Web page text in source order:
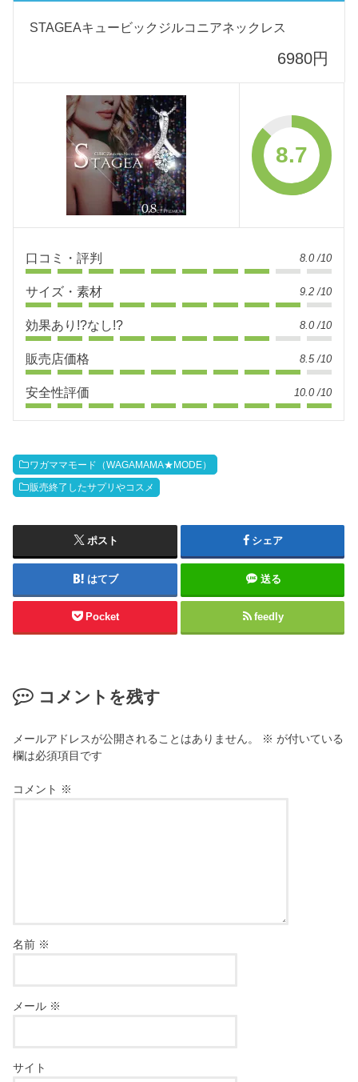
STAGEAキュービックジルコニアネックレス
6980円
8.7
口コミ・評判 8.0 /10
サイズ・素材 9.2 /10
効果あり!?なし!? 8.0 /10
販売店価格 8.5 /10
安全性評価 10.0 /10
ワガママモード（WAGAMAMA★MODE）
販売終了したサプリやコスメ
ポスト シェア
はてブ 送る
Pocket feedly
コメントを残す
メールアドレスが公開されることはありません。 ※ が付いている
欄は必須項目です
コメント ※
名前 ※
メール ※
サイト